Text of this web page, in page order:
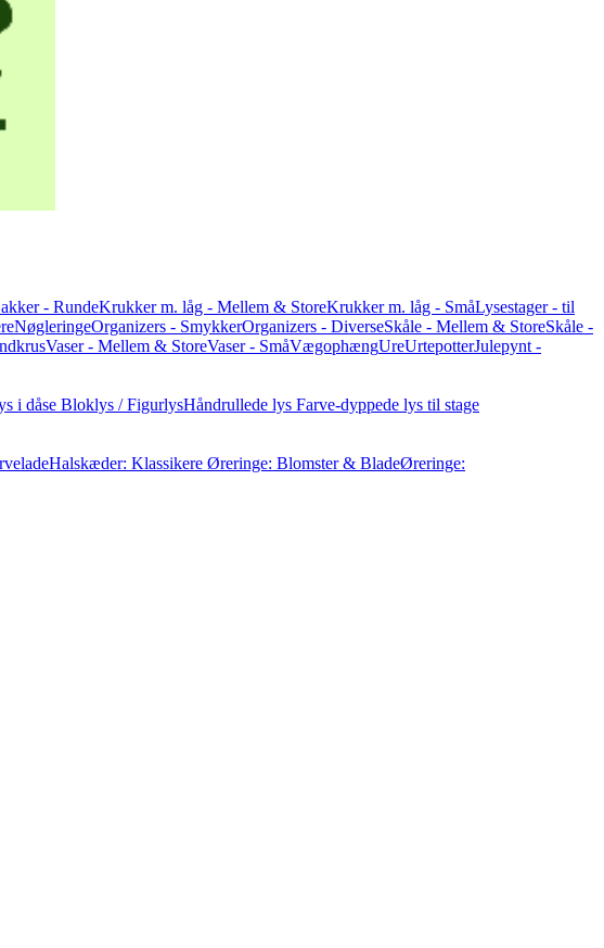
- RundeKrukker m. låg - Mellem & StoreKrukker m. låg - SmåLysestager - til
NøgleringeOrganizers - SmykkerOrganizers - DiverseSkåle - Mellem & StoreSkåle -
Vaser - Mellem & StoreVaser - SmåVægophængUreUrtepotterJulepynt -
i dåse Bloklys / FigurlysHåndrullede lys Farve-dyppede lys til stage
Halskæder: Klassikere Øreringe: Blomster & BladeØreringe: